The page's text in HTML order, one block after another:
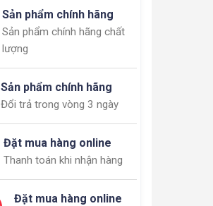
Sản phẩm chính hãng
Sản phẩm chính hãng chất
lượng
Sản phẩm chính hãng
Đổi trả trong vòng 3 ngày
Đặt mua hàng online
Thanh toán khi nhận hàng
Đặt mua hàng online